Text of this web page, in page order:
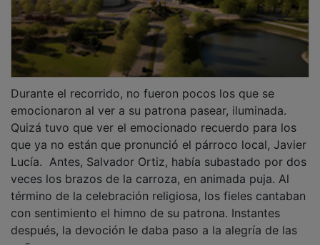
emocionaron al ver a su patrona pasear, iluminada.
Quizá tuvo que ver el emocionado recuerdo para los
que ya no están que pronunció el párroco local, Javier
Lucía. Antes, Salvador Ortiz, había subastado por dos
veces los brazos de la carroza, en animada puja. Al
término de la celebración religiosa, los fieles cantaban
con sentimiento el himno de su patrona. Instantes
después, la devoción le daba paso a la alegría de las
peñas.